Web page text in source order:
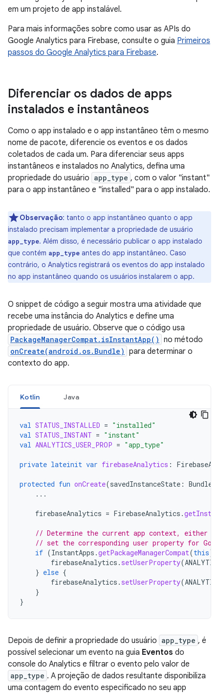
em um projeto de app instalável.
Para mais informações sobre como usar as APIs do
Google Analytics para Firebase, consulte o guia Primeiros
passos do Google Analytics para Firebase.
Diferenciar os dados de apps
instalados e instantâneos
Como o app instalado e o app instantâneo têm o mesmo
nome de pacote, diferencie os eventos e os dados
coletados de cada um. Para diferenciar seus apps
instantâneos e instalados no Analytics, defina uma
propriedade do usuário app_type , com o valor "instant"
para o app instantâneo e "installed" para o app instalado.
Observação: tanto o app instantâneo quanto o app
instalado precisam implementar a propriedade de usuário
app_type. Além disso, é necessário publicar o app instalado
que contém app_type antes do app instantâneo. Caso
contrário, o Analytics registrará os eventos do app instalado
no app instantâneo quando os usuários instalarem o app.
O snippet de código a seguir mostra uma atividade que
recebe uma instância do Analytics e define uma
propriedade de usuário. Observe que o código usa
PackageManagerCompat.isInstantApp() no método
onCreate(android.os.Bundle) para determinar o
contexto do app.
Kotlin Java
val STATUS_INSTALLED = "installed"
val STATUS_INSTANT = "instant"
val ANALYTICS_USER_PROP = "app_type"
private lateinit var firebaseAnalytics :
protected fun onCreate(savedInstanceState :
...
firebaseAnalytics = FirebaseAnalytics .
// Determine the current app context, either
// set the corresponding user property for
if (InstantApps .getPackageManagerCompat(this).
firebaseAnalytics . setUserProperty(
} else {
firebaseAnalytics . setUserProperty(
}
}
Depois de definir a propriedade do usuário app_type , é
possível selecionar um evento na guia Eventos do
console do Analytics e filtrar o evento pelo valor de
app_type . A projeção de dados resultante disponibiliza
uma contagem do evento especificado no seu app